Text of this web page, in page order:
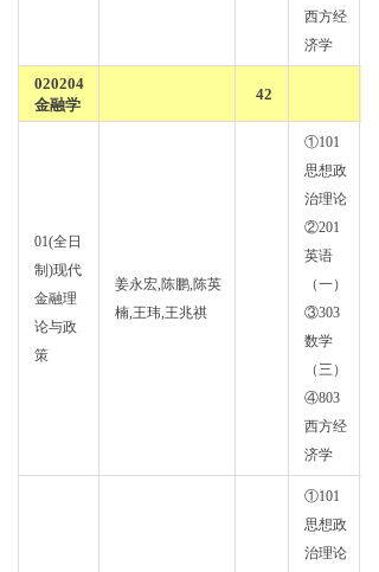
西方经
济学
020204
金融学
42
01(全日
制)现代
金融理
论与政
策
姜永宏,陈鹏,陈英
楠,王玮,王兆祺
①101
思想政
治理论
②201
英语
（一）
③303
数学
（三）
④803
西方经
济学
①101
思想政
治理论